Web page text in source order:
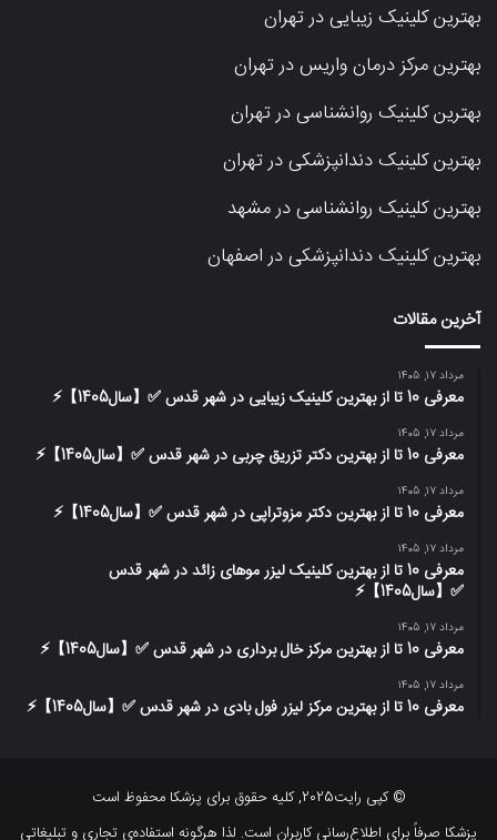
بهترین کلینیک زیبایی در تهران
بهترین مرکز درمان واریس در تهران
بهترین کلینیک روانشناسی در تهران
بهترین کلینیک دندانپزشکی در تهران
بهترین کلینیک روانشناسی در مشهد
بهترین کلینیک دندانپزشکی در اصفهان
آخرین مقالات
مرداد 17, 1405
معرفی 10 تا از بهترین کلینیک زیبایی در شهر قدس ✅【سال1405】⚡️
مرداد 17, 1405
معرفی 10 تا از بهترین دکتر تزریق چربی در شهر قدس ✅【سال1405】⚡️
مرداد 17, 1405
معرفی 10 تا از بهترین دکتر مزوتراپی در شهر قدس ✅【سال1405】⚡️
مرداد 17, 1405
معرفی 10 تا از بهترین کلینیک لیزر موهای زائد در شهر قدس
✅【سال1405】⚡️
مرداد 17, 1405
معرفی 10 تا از بهترین مرکز خال برداری در شهر قدس ✅【سال1405】⚡️
مرداد 17, 1405
معرفی 10 تا از بهترین مرکز لیزر فول بادی در شهر قدس ✅【سال1405】⚡️
© کپی رایت2025, کلیه حقوق برای پزشکا محفوظ است
پزشکا صرفاً برای اطلاع‌رسانی کاربران است. لذا هرگونه استفاده‌ی تجاری و تبلیغاتی